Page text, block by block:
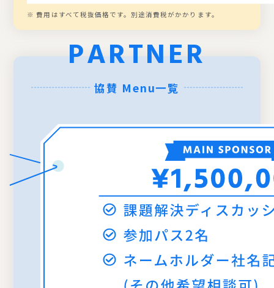
※ 費用はすべて税抜価格です。別途消費税がかかります。
PARTNER
協賛 Menu一覧